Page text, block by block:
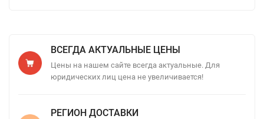
ВСЕГДА АКТУАЛЬНЫЕ ЦЕНЫ
Цены на нашем сайте всегда актуальные. Для
юридических лиц цена не увеличивается!
РЕГИОН ДОСТАВКИ